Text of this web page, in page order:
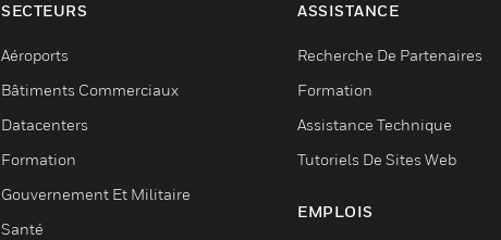
SECTEURS
Aéroports
Bâtiments Commerciaux
Datacenters
Formation
Gouvernement Et Militaire
Santé
ASSISTANCE
Recherche De Partenaires
Formation
Assistance Technique
Tutoriels De Sites Web
EMPLOIS